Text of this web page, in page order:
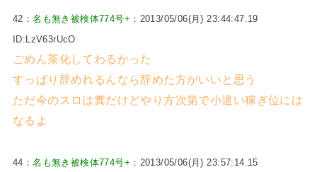
42：名も無き被検体774号+ ：2013/05/06(月) 23:44:47.19
ID:LzV63rUcO
ごめん茶化してわるかった
すっぱり辞めれるんなら辞めた方がいいと思う
ただ今のスロは糞だけどやり方次第で小遣い稼ぎ位には
なるよ
44：名も無き被検体774号+ ：2013/05/06(月) 23:57:14.15